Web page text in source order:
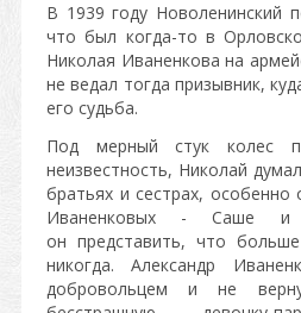
В 1939 году Новоленинский
что был когда-то в
Николая Иваненкова на
не ведал тогда призывник,
его судьба.
Под мерный стук колес
неизвестность, Николай
братьях и сестрах,
Иваненковых - Саше
он представить, что
никогда. Александр
добровольцем и не